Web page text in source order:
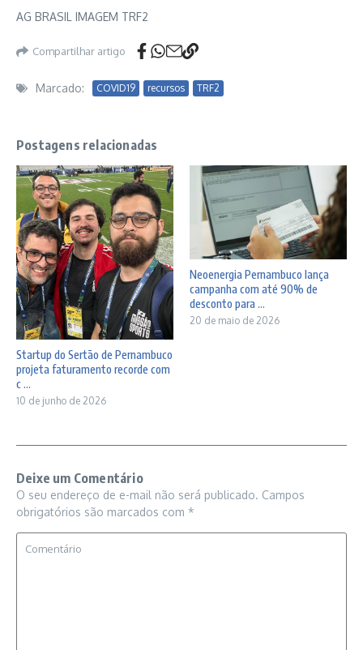
AG BRASIL IMAGEM TRF2
Compartilhar artigo
Marcado: COVID19 recursos TRF2
Postagens relacionadas
Startup do Sertão de Pernambuco
projeta faturamento recorde com
c ...
10 de junho de 2026
Neoenergia Pernambuco lança
campanha com até 90% de
desconto para ...
20 de maio de 2026
Deixe um Comentário
O seu endereço de e-mail não será publicado. Campos
obrigatórios são marcados com *